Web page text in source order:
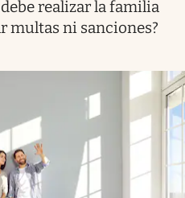
realizar la familia
multas ni sanciones?